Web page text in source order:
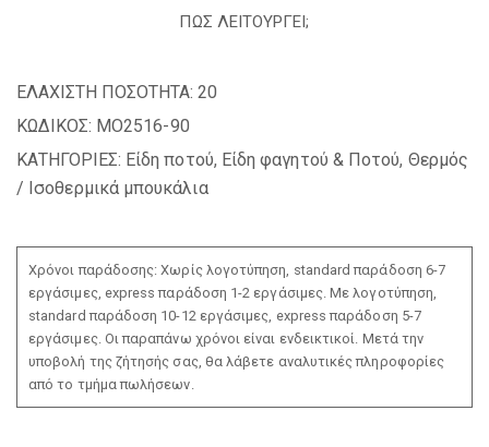
ΠΩΣ ΛΕΙΤΟΥΡΓΕΙ;
ΕΛΑΧΙΣΤΗ ΠΟΣΟΤΗΤΑ: 20
ΚΩΔΙΚΟΣ: MO2516-90
ΚΑΤΗΓΟΡΙΕΣ: Είδη ποτού, Είδη φαγητού & Ποτού, Θερμός
/ Ισοθερμικά μπουκάλια
Χρόνοι παράδοσης: Χωρίς λογοτύπηση, standard παράδοση 6-7
εργάσιμες, express παράδοση 1-2 εργάσιμες. Με λογοτύπηση,
standard παράδοση 10-12 εργάσιμες, express παράδοση 5-7
εργάσιμες. Οι παραπάνω χρόνοι είναι ενδεικτικοί. Μετά την
υποβολή της ζήτησής σας, θα λάβετε αναλυτικές πληροφορίες
από το τμήμα πωλήσεων.